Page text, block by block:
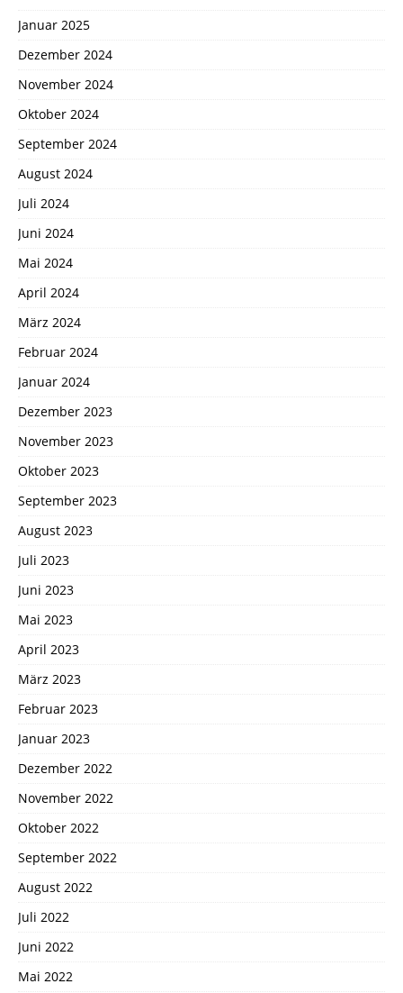
Januar 2025
Dezember 2024
November 2024
Oktober 2024
September 2024
August 2024
Juli 2024
Juni 2024
Mai 2024
April 2024
März 2024
Februar 2024
Januar 2024
Dezember 2023
November 2023
Oktober 2023
September 2023
August 2023
Juli 2023
Juni 2023
Mai 2023
April 2023
März 2023
Februar 2023
Januar 2023
Dezember 2022
November 2022
Oktober 2022
September 2022
August 2022
Juli 2022
Juni 2022
Mai 2022